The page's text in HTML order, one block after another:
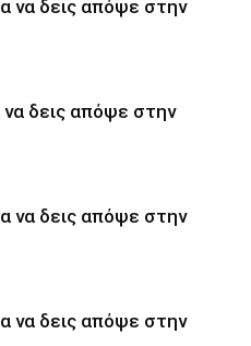
να δεις απόψε στην
να δεις απόψε στην
να δεις απόψε στην
να δεις απόψε στην